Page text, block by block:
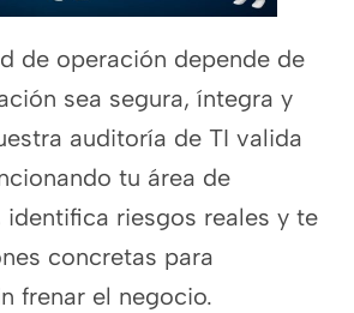
de operación depende de
sea segura, íntegra y
auditoría de TI valida
tu área de
identifica riesgos reales y te
concretas para
frenar el negocio.